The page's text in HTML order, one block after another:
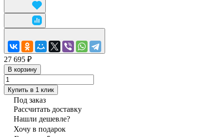
27 695 ₽
В корзину
Купить в 1 клик
Под заказ
Рассчитать доставку
Нашли дешевле?
Хочу в подарок